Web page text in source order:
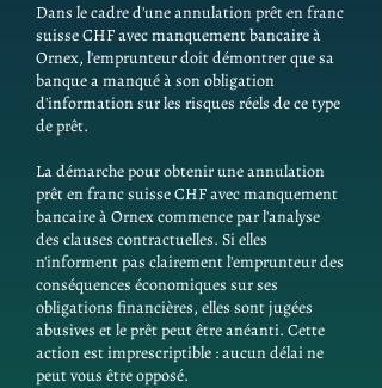
Dans le cadre d'une annulation prêt en franc
suisse CHF avec manquement bancaire à
Ornex, l'emprunteur doit démontrer que sa
banque a manqué à son obligation
d'information sur les risques réels de ce type
de prêt.
La démarche pour obtenir une annulation
prêt en franc suisse CHF avec manquement
bancaire à Ornex commence par l'analyse
des clauses contractuelles. Si elles
n'informent pas clairement l'emprunteur des
conséquences économiques sur ses
obligations financières, elles sont jugées
abusives et le prêt peut être anéanti. Cette
action est imprescriptible : aucun délai ne
peut vous être opposé.